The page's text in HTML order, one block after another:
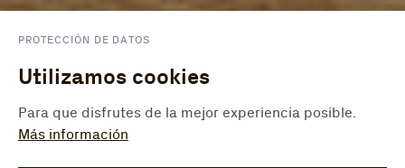
PROTECCIÓN DE DATOS
Utilizamos cookies
Para que disfrutes de la mejor experiencia posible.
Más información